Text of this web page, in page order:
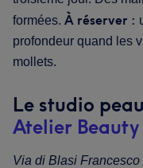
formées. À réserver :
profondeur quand les
mollets.
Le studio
Atelier
Via di Blasi